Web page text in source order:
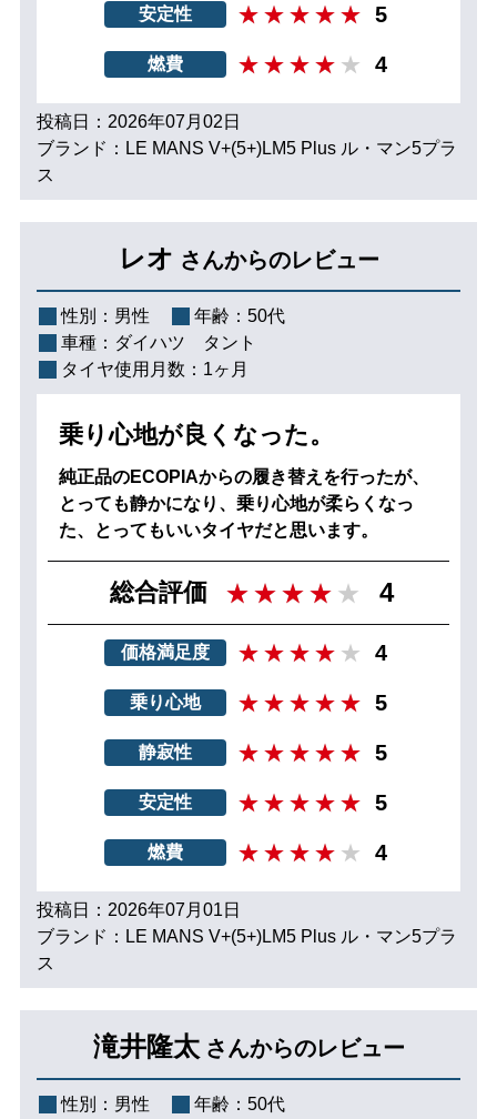
安定性 5
燃費 4
投稿日：2026年07月02日
ブランド：LE MANS V+(5+)LM5 Plus ル・マン5プラ
ス
レオ さんからのレビュー
性別： 男性 年齢： 50代
車種： ダイハツ タント
タイヤ使用月数： 1ヶ月
乗り心地が良くなった。
純正品のECOPIAからの履き替えを行ったが、
とっても静かになり、乗り心地が柔らくなっ
た、とってもいいタイヤだと思います。
総合評価 4
価格満足度 4
乗り心地 5
静寂性 5
安定性 5
燃費 4
投稿日：2026年07月01日
ブランド：LE MANS V+(5+)LM5 Plus ル・マン5プラ
ス
滝井隆太 さんからのレビュー
性別： 男性 年齢： 50代